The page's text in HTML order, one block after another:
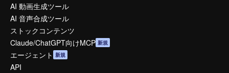
AI 動画生成ツール
AI 音声合成ツール
ストックコンテンツ
Claude/ChatGPT向けMCP 新規
エージェント 新規
API